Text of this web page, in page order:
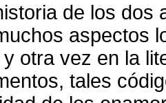
de los dos
aspectos los códigos
tales